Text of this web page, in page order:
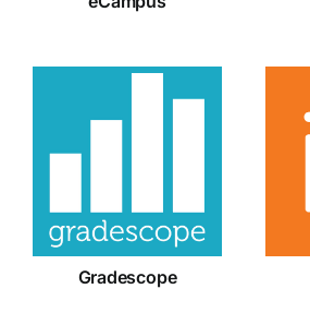
Gradescope
Gradescope